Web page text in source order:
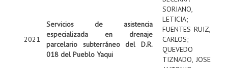
2021
Servicios de asistencia
especializada en drenaje
parcelario subterráneo del D.R.
018 del Pueblo Yaqui
SORIANO,
LETICIA;
FUENTES RUIZ,
CARLOS;
QUEVEDO
TIZNADO, JOSE